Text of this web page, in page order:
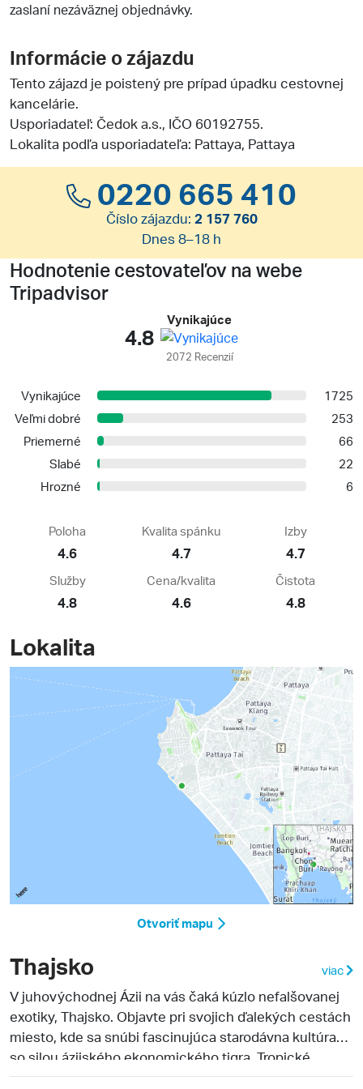
zaslaní nezáväznej objednávky.
Informácie o zájazdu
Tento zájazd je poistený pre prípad úpadku cestovnej
kancelárie.
Usporiadateľ: Čedok a.s., IČO 60192755.
Lokalita podľa usporiadateľa: Pattaya, Pattaya
0220 665 410
Číslo zájazdu: 2 157 760
Dnes 8–18 h
Hodnotenie cestovateľov na webe
Tripadvisor
4.8
Vynikajúce
2072 Recenzií
Vynikajúce
1725
Veľmi dobré
253
Priemerné
66
Slabé
22
Hrozné
6
Poloha
4.6
Kvalita spánku
4.7
Izby
4.7
Služby
4.8
Cena/kvalita
4.6
Čistota
4.8
Lokalita
Otvoriť mapu
Thajsko viac
V juhovýchodnej Ázii na vás čaká kúzlo nefalšovanej
exotiky, Thajsko. Objavte pri svojich ďalekých cestách
miesto, kde sa snúbi fascinujúca starodávna kultúra
so silou ázijského ekonomického tigra. Tropické
podnebie Thajska umožnilo vznik unikátnych